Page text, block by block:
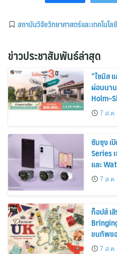
สถาบันวิจัยวิทยาศาสตร์และเทคโนโล
ข่าวประชาสัมพันธ์ล่าสุด
“ไซมิส
ผ่อนนาน
ส่วนลดแ
2569
7 ส.ค
ซัมซุง เ
Series
และ
30%7 ส.ค
ท็อปส์ เ
ขนทัพข
อาณาจั
7 ส.ค